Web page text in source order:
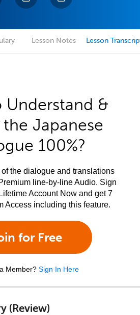
Lesson Notes Lesson
Understand &
Japanese
100%?
the dialogue and translations
line-by-line Audio. Sign
Account Now and get 7
Access including this feature.
for Free
Member? Sign In Here
(Review)